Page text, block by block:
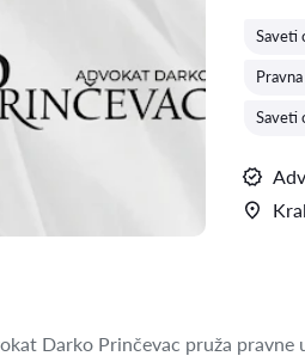
Saveti
Saveti
Darko Prinčevac pruža pravne